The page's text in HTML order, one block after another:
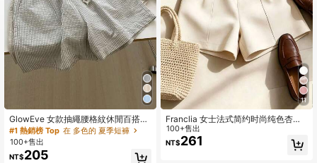
GlowEve 女款抽繩腰格紋休閒百搭日
常外出短褲
#1 熱銷榜 Top 在 多色的 夏季短褲
100+售出
NT$205
11
Franclia 女士法式简约时尚纯色杏色
梭织短裤，休闲通勤风，配腰带；复
古高腰A字阔腿；优雅女士短裤；休闲
女士短裤；优雅；女士夏季；休闲
100+售出
NT$261